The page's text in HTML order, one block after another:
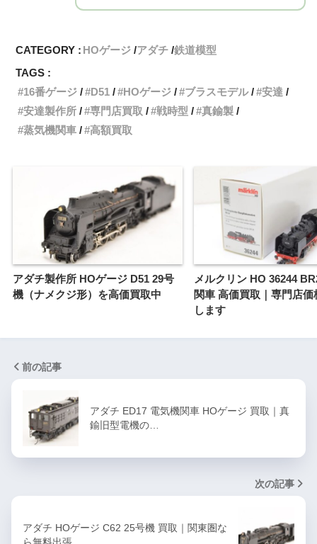
CATEGORY : HOゲージ アダチ 鉄道模型
TAGS :
16番ゲージ
D51 HOゲージ ブラスモデル
安達
安達製作所
専門店買取 戦時型
真鍮製
蒸気機関車
高額買取
アダチ製作所 HOゲージ D51 29号
機（ナメクジ形）を高価買取中
メルクリン HO 36244
関車 高価買取｜専門店価
します
前の記事
アダチ ED17 電気機関車 HOゲージ 買取｜真
鍮旧型電機の…
次の記事
アダチ HOゲージ C62 25号機 買取｜関東圏な